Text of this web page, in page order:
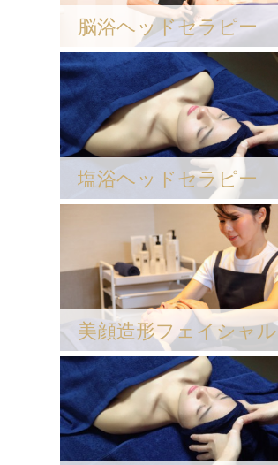
脳浴ヘッドセラピー
塩浴ヘッドセラピー
美顔造形フェイシャル